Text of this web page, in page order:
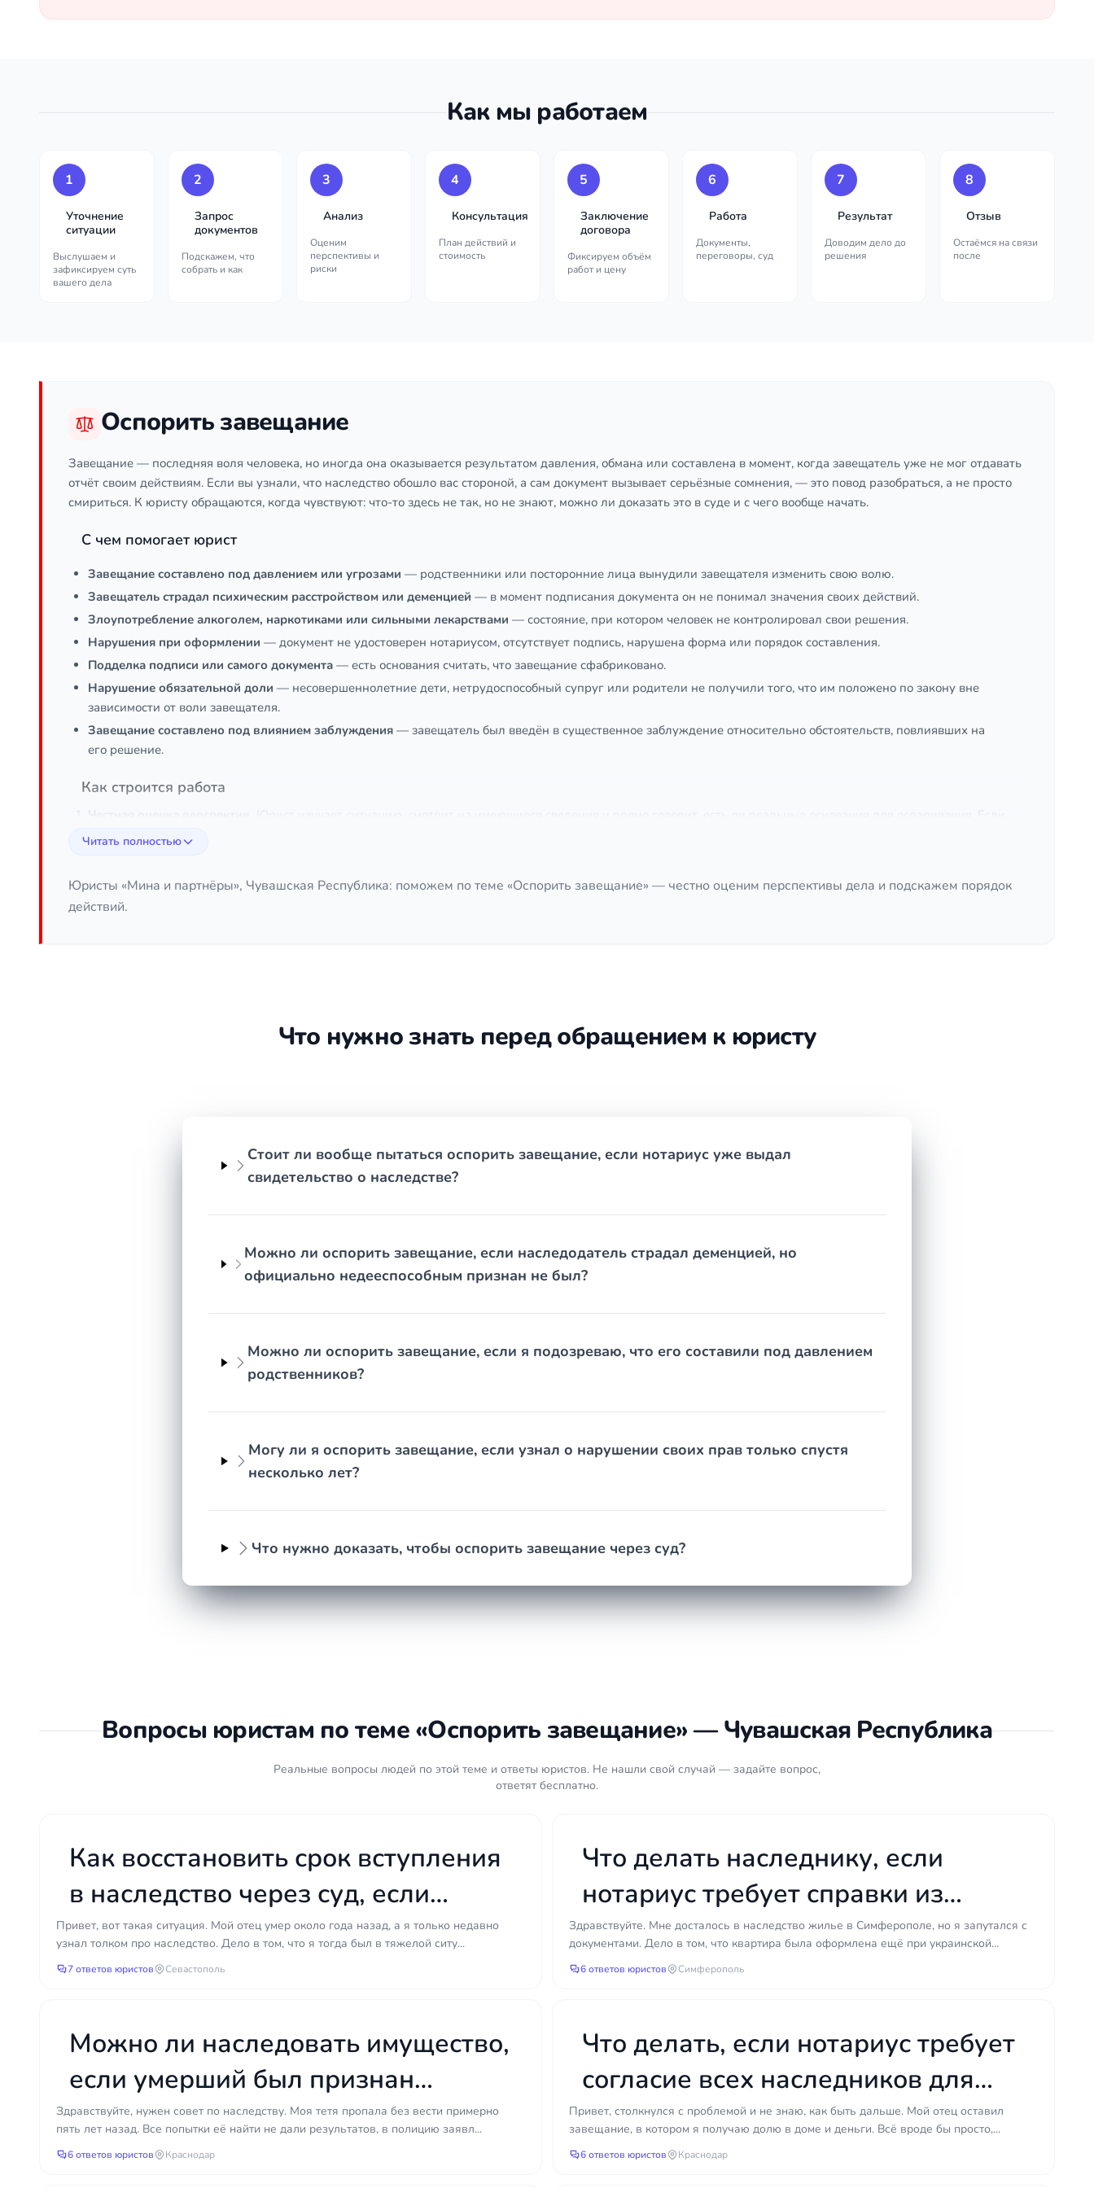
Как мы работаем
1
Уточнение
ситуации
Выслушаем и
зафиксируем суть
вашего дела
2
Запрос
документов
Подскажем, что
собрать и как
3
Анализ
Оценим
перспективы и
риски
4
Консультация
План действий и
стоимость
5
Заключение
договора
Фиксируем объём
работ и цену
6
Работа
Документы,
переговоры, суд
7
Результат
Доводим дело до
решения
8
Отзыв
Остаёмся на связи
после
Оспорить завещание
Завещание — последняя воля человека, но иногда она оказывается результатом давления, обмана или составлена в момент, когда завещатель уже не мог отдавать
отчёт своим действиям. Если вы узнали, что наследство обошло вас стороной, а сам документ вызывает серьёзные сомнения, — это повод разобраться, а не просто
смириться. К юристу обращаются, когда чувствуют: что-то здесь не так, но не знают, можно ли доказать это в суде и с чего вообще начать.
С чем помогает юрист
Завещание составлено под давлением или угрозами — родственники или посторонние лица вынудили завещателя изменить свою волю.
Завещатель страдал психическим расстройством или деменцией — в момент подписания документа он не понимал значения своих действий.
Злоупотребление алкоголем, наркотиками или сильными лекарствами — состояние, при котором человек не контролировал свои решения.
Нарушения при оформлении — документ не удостоверен нотариусом, отсутствует подпись, нарушена форма или порядок составления.
Подделка подписи или самого документа — есть основания считать, что завещание сфабриковано.
Нарушение обязательной доли — несовершеннолетние дети, нетрудоспособный супруг или родители не получили того, что им положено по закону вне
зависимости от воли завещателя.
Завещание составлено под влиянием заблуждения — завещатель был введён в существенное заблуждение относительно обстоятельств, повлиявших на
его решение.
Как строится работа
шансов нет — вы узнаете об этом сразу, без лишних затрат.
назначается посмертная психиатрическая экспертиза.
Подготовка искового заявления.
Свидетельство о смерти завещателя
Информация о составе наследственного имущества
Оспаривание завещания — дело с чётким сроком давности: как правило, у вас есть один год с момента, когда вы узнали о нарушении своих прав, а в некоторых
Читать полностью
Юристы «Мина и партнёры», Чувашская Республика: поможем по теме «Оспорить завещание» — честно оценим перспективы дела и подскажем порядок
действий.
Что нужно знать перед обращением к юристу
Стоит ли вообще пытаться оспорить завещание, если нотариус уже выдал
свидетельство о наследстве?
Можно ли оспорить завещание, если наследодатель страдал деменцией, но
официально недееспособным признан не был?
Можно ли оспорить завещание, если я подозреваю, что его составили под давлением
родственников?
Могу ли я оспорить завещание, если узнал о нарушении своих прав только спустя
несколько лет?
Что нужно доказать, чтобы оспорить завещание через суд?
Вопросы юристам по теме «Оспорить завещание» — Чувашская Республика
Реальные вопросы людей по этой теме и ответы юристов. Не нашли свой случай — задайте вопрос,
ответят бесплатно.
Как восстановить срок вступления
в наследство через суд, если
пропустил 6 месяцев?
Привет, вот такая ситуация. Мой отец умер около года назад, а я только недавно
узнал толком про наследство. Дело в том, что я тогда был в тяжелой ситу...
7 ответов юристов Севастополь
Что делать наследнику, если
нотариус требует справки из
украинских органов, которые уже
не работают?
Здравствуйте. Мне досталось в наследство жилье в Симферополе, но я запутался с
документами. Дело в том, что квартира была оформлена ещё при украинской...
6 ответов юристов Симферополь
Можно ли наследовать имущество,
если умерший был признан
безвестно отсутствующим?
Здравствуйте, нужен совет по наследству. Моя тетя пропала без вести примерно
пять лет назад. Все попытки её найти не дали результатов, в полицию заявл...
6 ответов юристов Краснодар
Что делать, если нотариус требует
согласие всех наследников для
выдачи свидетельства на долю?
Привет, столкнулся с проблемой и не знаю, как быть дальше. Мой отец оставил
завещание, в котором я получаю долю в доме и деньги. Всё вроде бы просто,...
6 ответов юристов Краснодар